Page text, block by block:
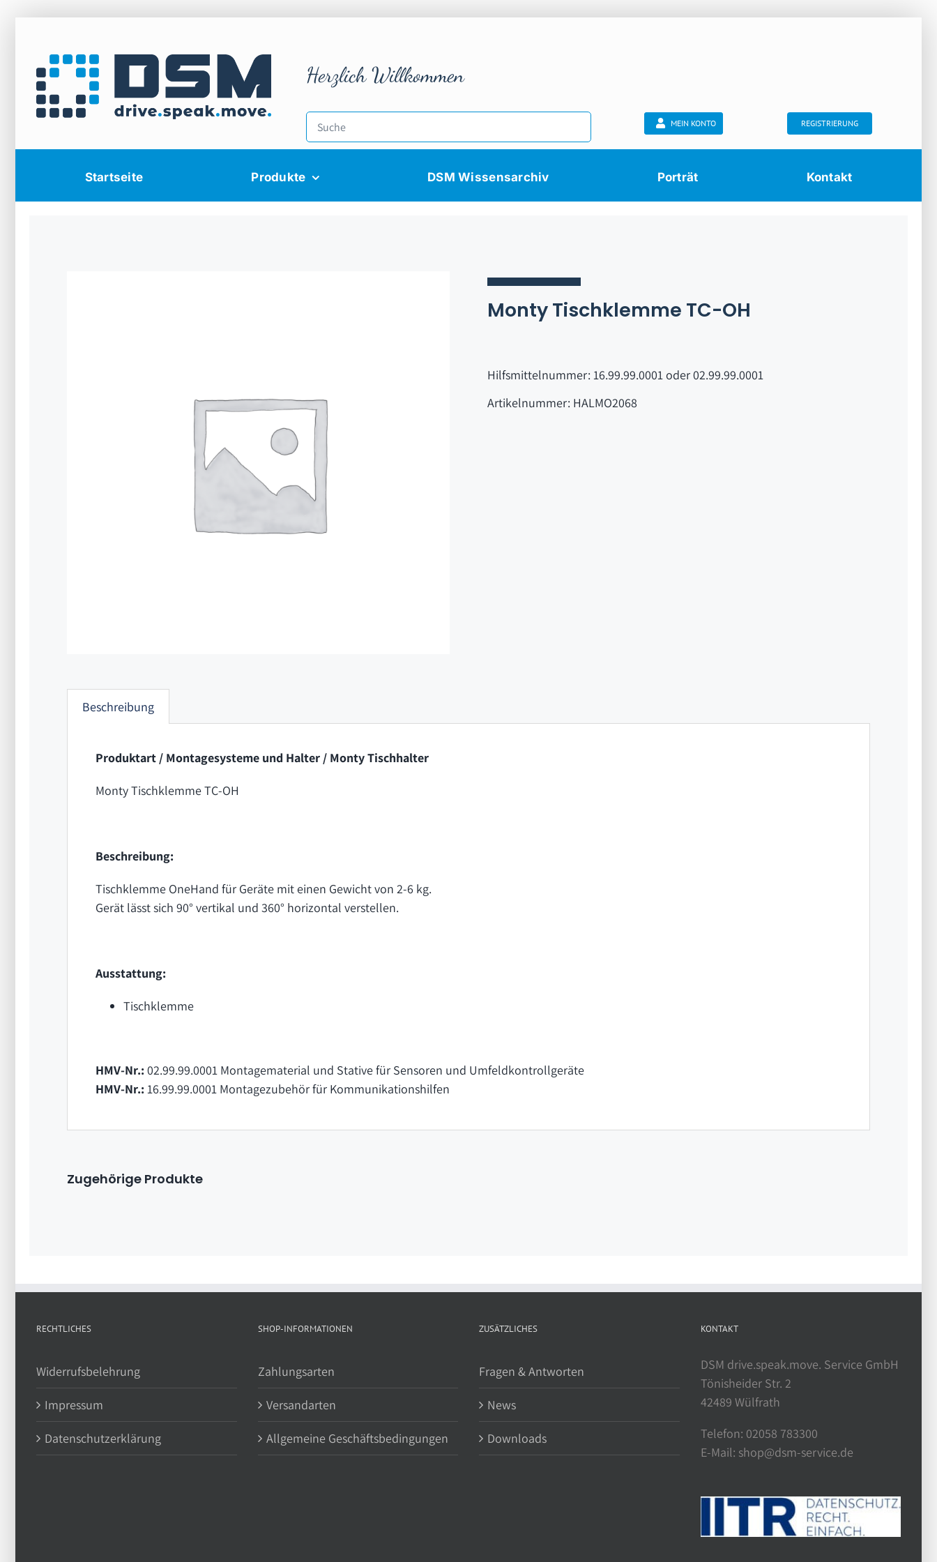
Herzlich Willkommen
MEIN KONTO REGISTRIERUNG
Startseite Produkte DSM Wissensarchiv Porträt Kontakt
Monty Tischklemme TC-OH
Hilfsmittelnummer: 16.99.99.0001 oder 02.99.99.0001
Artikelnummer: HALMO2068
Beschreibung
Produktart / Montagesysteme und Halter / Monty Tischhalter
Monty Tischklemme TC-OH
Beschreibung:
Tischklemme OneHand für Geräte mit einen Gewicht von 2-6 kg.
Gerät lässt sich 90° vertikal und 360° horizontal verstellen.
Ausstattung:
Tischklemme
HMV-Nr.: 02.99.99.0001 Montagematerial und Stative für Sensoren und Umfeldkontrollgeräte
HMV-Nr.: 16.99.99.0001 Montagezubehör für Kommunikationshilfen
Zugehörige Produkte
RECHTLICHES
Widerrufsbelehrung
Impressum
Datenschutzerklärung
SHOP-INFORMATIONEN
Zahlungsarten
Versandarten
Allgemeine Geschäftsbedingungen
ZUSÄTZLICHES
Fragen & Antworten
News
Downloads
KONTAKT
DSM drive.speak.move. Service GmbH
Tönisheider Str. 2
42489 Wülfrath
Telefon: 02058 783300
E-Mail: shop@dsm-service.de